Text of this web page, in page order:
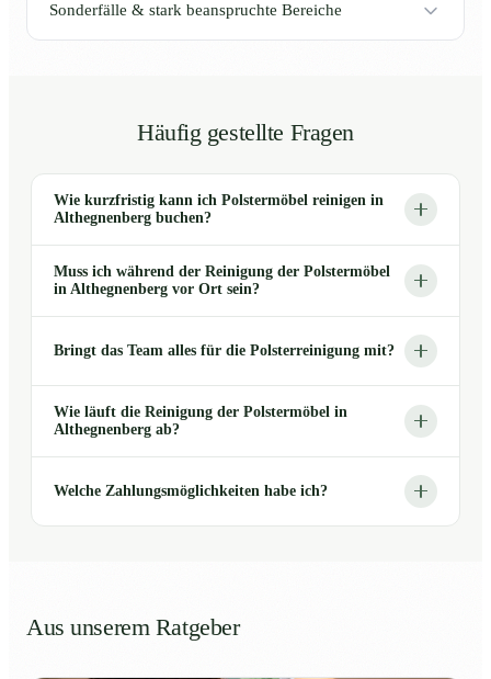
Sonderfälle & stark beanspruchte Bereiche
Häufig gestellte Fragen
Wie kurzfristig kann ich Polstermöbel reinigen in
Althegnenberg buchen?
Muss ich während der Reinigung der Polstermöbel
in Althegnenberg vor Ort sein?
Bringt das Team alles für die Polsterreinigung mit?
Wie läuft die Reinigung der Polstermöbel in
Althegnenberg ab?
Welche Zahlungsmöglichkeiten habe ich?
Aus unserem Ratgeber